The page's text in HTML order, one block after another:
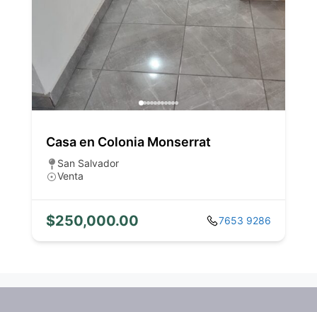
Casa en Colonia Monserrat
San Salvador
Venta
$250,000.00 7653 9286